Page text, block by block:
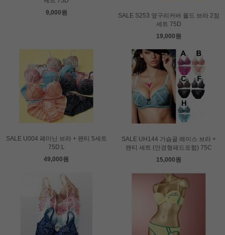
9,000원
SALE S253 옆구리커버 몰드 브라 2점
세트 75D
19,000원
SALE U004 페미닌 브라 + 팬티 5세트
75D:L
49,000원
SALE UH144 가슴골 레이스 브라 +
팬티 세트 (안경형패드포함) 75C
15,000원